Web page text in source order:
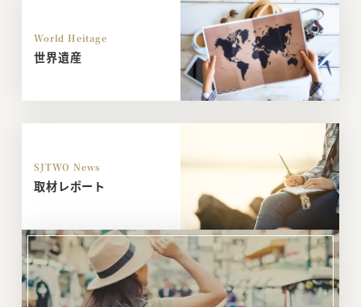
World Heitage
世界遺産
SJTWO News
取材レポート